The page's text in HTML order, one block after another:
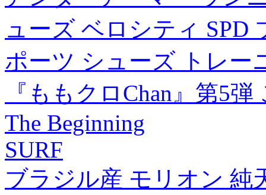
ューズ ベロシティ SPD
ポーツ シューズ トレー
『ももクロChan』第5
The Beginning
SURF
ブラジル産 モリオン 純